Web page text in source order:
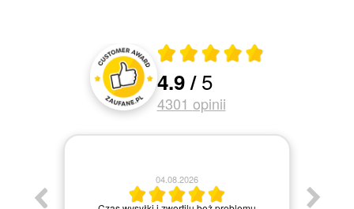
Oceny i recenzje klientów
Średnia ocena 4.9 z 5
4.9/5
4301 opinii
04.08.2026